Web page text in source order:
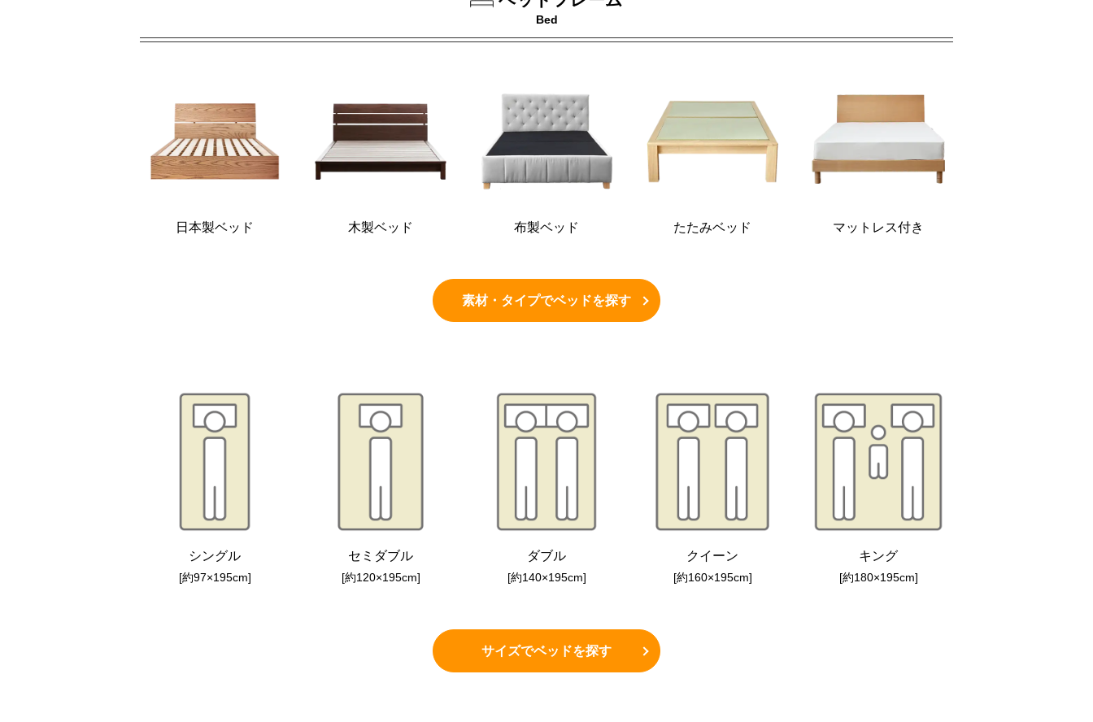
Bed
日本製ベッド 木製ベッド 布製ベッド たたみベッド マットレス付き
素材・タイプでベッドを探す
シングル
[約97×195cm]
セミダブル
[約120×195cm]
ダブル
[約140×195cm]
クイーン
[約160×195cm]
キング
[約180×195cm]
サイズでベッドを探す